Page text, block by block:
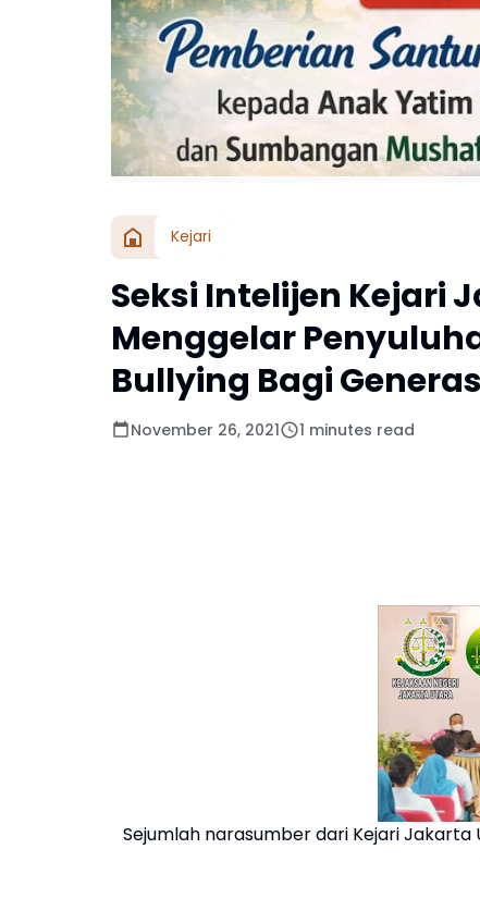
Kejari
Seksi Intelijen Kejari
Menggelar
Bullying Bagi
November 26, 2021 1 minutes read
Sejumlah narasumber dari Kejari